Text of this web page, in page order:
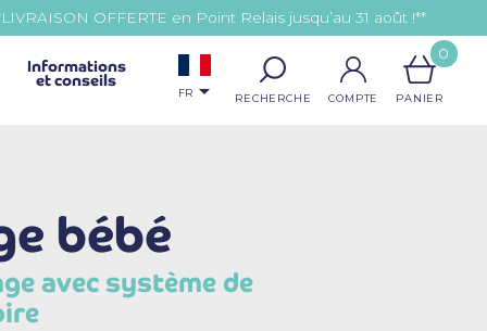
OFFERTE en Point Relais jusqu’au 31 août !**
Informations
et conseils
FR
0
bébé
avec système de